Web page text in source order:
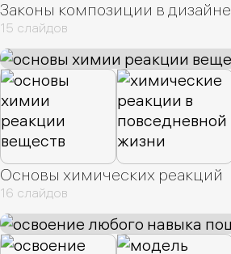
Законы композиции в дизайне
15 слайдов
Основы химических реакций
16 слайдов